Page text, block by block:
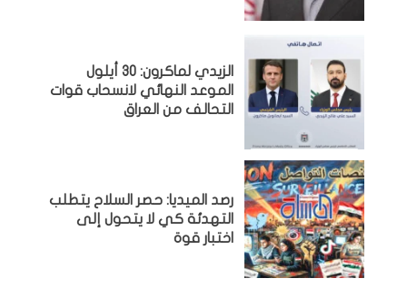
الزيدي لماكرون: 30 أيلول
الموعد النهائي لانسحاب قوات
التحالف من العراق
رصد الميديا: حصر السلاح يتطلب
التهدئة كي لا يتحول إلى
اختبار قوة